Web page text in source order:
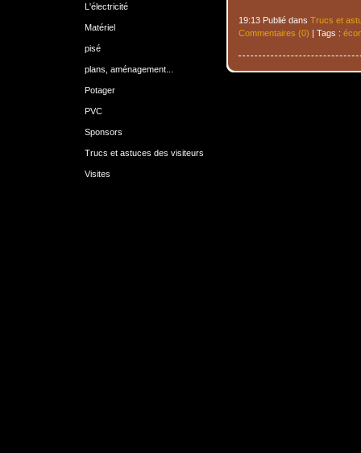
L'électricité
Matériel
pisé
plans, aménagement...
Potager
PVC
Sponsors
Trucs et astuces des visiteurs
Visites
19:13 Publié dans Trucs et
Commentaires (0) | Tags :